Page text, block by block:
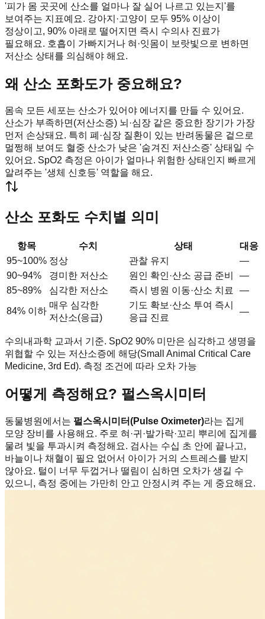
'피가 몸 곳곳에 산소를 얼마나 잘 실어 나르고 있는지'를
보여주는 지표예요. 강아지·고양이 모두 95% 이상이
정상이고, 90% 아래로 떨어지면 즉시 수의사 진료가
필요해요. 호흡이 가빠지거나 혀·잇몸이 보랏빛으로 변하면
저산소 상태를 의심해야 해요.
왜 산소 포화도가 중요해요?
몸속 모든 세포는 산소가 있어야 에너지를 만들 수 있어요.
산소가 부족하면(저산소증) 뇌·심장 같은 중요한 장기가 가장
먼저 손상돼요. 특히 폐·심장 질환이 있는 반려동물은 겉으로
멀쩡해 보여도 혈중 산소가 낮은 '숨겨진 저산소증' 상태일 수
있어요. SpO2 측정은 아이가 얼마나 위험한 상태인지 빠르게
알려주는 '생체 신호등' 역할을 해요.
산소 포화도 수치별 의미
항목 수치 상태
대응
95~100% 정상 관찰 유지
—
90~94%
경미한 저산소 원인 확인·산소 공급 준비
—
85~89%
심각한 저산소 즉시 병원 이동·산소 치료 —
84% 이하
매우 심각한
저산소(응급)
기도 확보·산소 투여 즉시
응급 진료
—
수의내과학 교과서 기준. SpO2 90% 미만은 심각하고 생명을
위협할 수 있는 저산소증에 해당(Small Animal Critical Care
Medicine, 3rd Ed). 측정 조건에 따라 오차 가능
어떻게 측정해요? 펄스옥시미터
동물병원에서는 펄스옥시미터(Pulse Oximeter)라는 집게
모양 장비를 사용해요. 주로 혀·귀·발가락·꼬리 뿌리에 집게를
물려 빛을 투과시켜 측정해요. 검사는 수십 초 안에 끝나고,
바늘이나 채혈이 필요 없어서 아이가 거의 스트레스를 받지
않아요. 털이 너무 두껍거나 떨림이 심하면 오차가 생길 수
있으니, 측정 중에는 가만히 안고 안정시켜 주는 게 중요해요.